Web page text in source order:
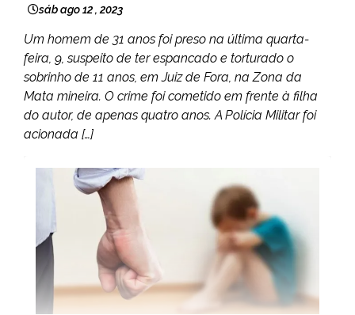
sáb ago 12 , 2023
Um homem de 31 anos foi preso na última quarta-
feira, 9, suspeito de ter espancado e torturado o
sobrinho de 11 anos, em Juiz de Fora, na Zona da
Mata mineira. O crime foi cometido em frente à filha
do autor, de apenas quatro anos. A Polícia Militar foi
acionada […]